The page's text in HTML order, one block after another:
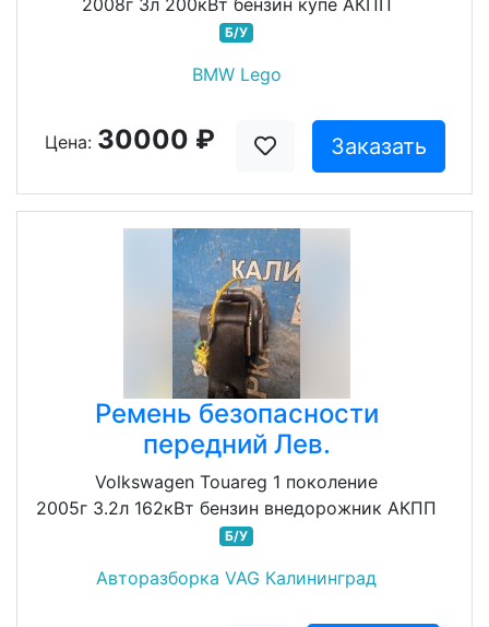
2008г 3л 200кВт бензин купе АКПП
Б/У
BMW Lego
Цена: 30000 ₽ Заказать
Ремень безопасности
передний Лев.
Volkswagen Touareg 1 поколение
2005г 3.2л 162кВт бензин внедорожник АКПП
Б/У
Авторазборка VAG Калининград